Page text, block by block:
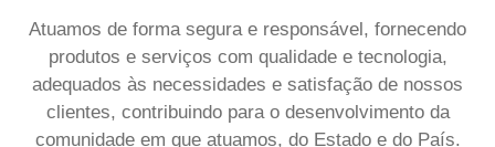
Atuamos de forma segura e responsável, fornecendo
produtos e serviços com qualidade e tecnologia,
adequados às necessidades e satisfação de nossos
clientes, contribuindo para o desenvolvimento da
comunidade em que atuamos, do Estado e do País.